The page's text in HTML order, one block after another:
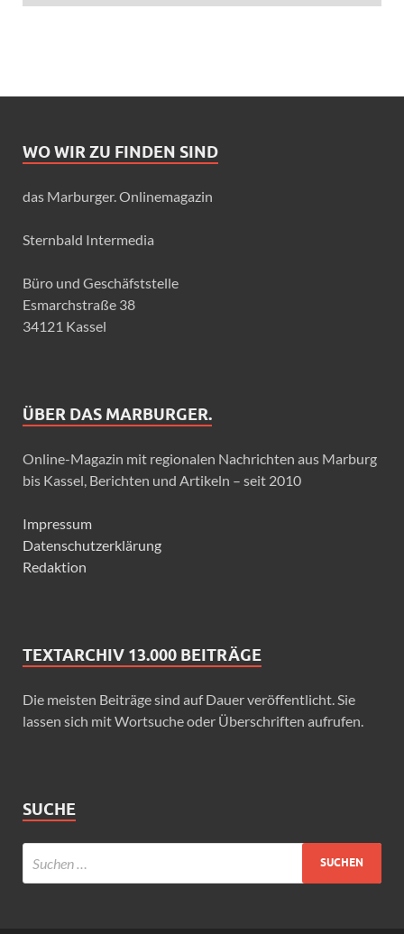
WO WIR ZU FINDEN SIND
das Marburger. Onlinemagazin
Sternbald Intermedia
Büro und Geschäfststelle
Esmarchstraße 38
34121 Kassel
ÜBER DAS MARBURGER.
Online-Magazin mit regionalen Nachrichten aus Marburg
bis Kassel, Berichten und Artikeln – seit 2010
Impressum
Datenschutzerklärung
Redaktion
TEXTARCHIV 13.000 BEITRÄGE
Die meisten Beiträge sind auf Dauer veröffentlicht. Sie
lassen sich mit Wortsuche oder Überschriften aufrufen.
SUCHE